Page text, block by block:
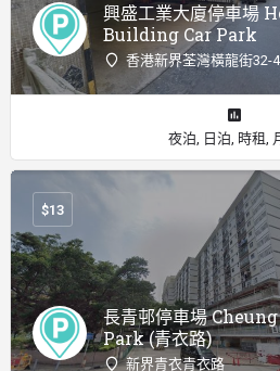
興盛工業大廈停車場
Building Car Park
香港新界荃灣橫龍街32-
夜泊, 日泊, 時租,
長青邨停車場
Park (青衣路)
新界青衣青衣路
$13